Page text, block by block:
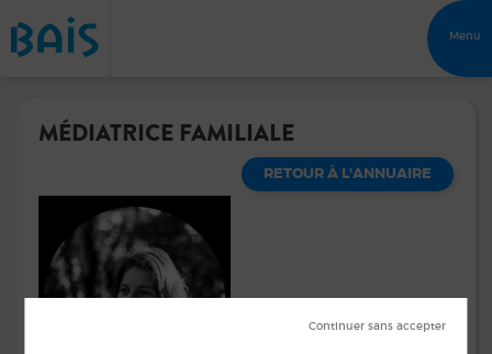
Menu
MÉDIATRICE FAMILIALE
RETOUR À L'ANNUAIRE